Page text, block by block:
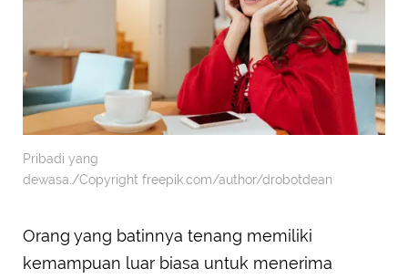
Pribadi yang
dewasa./Copyright freepik.com/author/drobotdean
Orang yang batinnya tenang memiliki
kemampuan luar biasa untuk menerima